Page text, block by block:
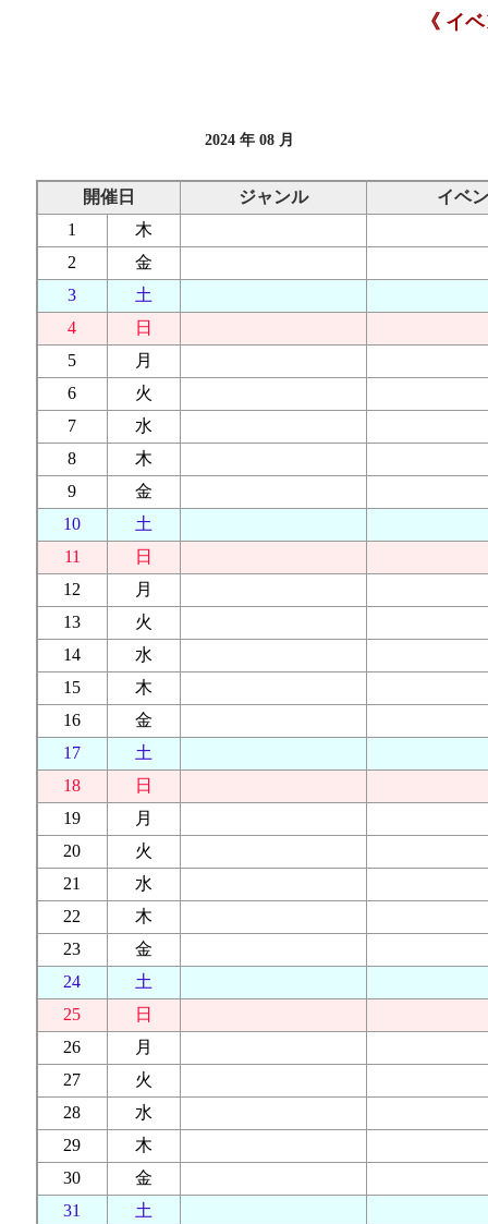
《 イ
2024 年 08 月
開催日 ジャンル
イベ
1
木
2
金
3
土
4
日
5
月
6
火
7
水
8
木
9
金
10
土
11
日
12
月
13
火
14
水
15
木
16
金
17
土
18
日
19
月
20
火
21
水
22
木
23
金
24
土
25
日
26
月
27
火
28
水
29
木
30
金
31
土